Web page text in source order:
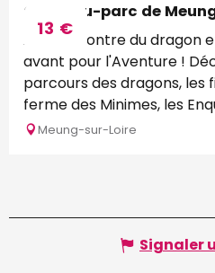
13 €
Château-parc de
A la rencontre du dragon
avant pour l'Aventure !
parcours des dragons, les
ferme des Minimes, les
Meung-sur-Loire
Signaler